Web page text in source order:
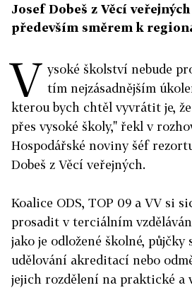
Josef Dobeš z Věcí
především směrem k
V ysoké školství nebude
tím nejzásadnějším
kterou bych chtěl vyvrátit je,
přes vysoké školy," řekl v
Hospodářské noviny šéf
Dobeš z Věcí veřejných.
Koalice ODS, TOP 09 a VV si
prosadit v terciálním
jako je odložené školné, půjčky
udělování akreditací nebo
jejich rozdělení na praktické a